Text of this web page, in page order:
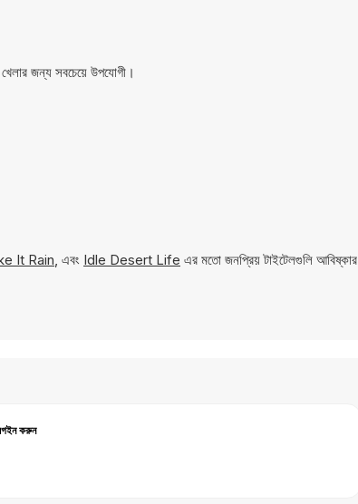
জন্য সবচেয়ে উপযোগী।
It Rain, এবং Idle Desert Life এর মতো জনপ্রিয় টাইটেলগুলি আবিষ্কার
করুন